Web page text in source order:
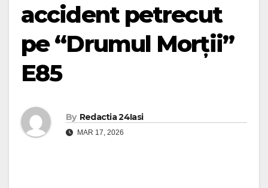
accident petrecut
pe “Drumul Morții”
E85
By Redactia 24Iasi
MAR 17, 2026